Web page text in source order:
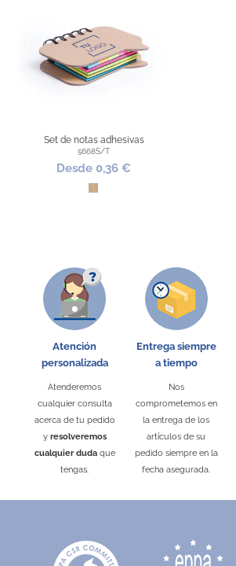
Set de notas adhesivas
5668S/T
Desde 0,36 €
Kraft
Atención
personalizada
Atenderemos
cualquier consulta
acerca de tu pedido
y resolveremos
cualquier dudaque
tengas.
Entrega siempre
a tiempo
Nos
comprometemos en
la entrega de los
artículos de su
pedido siempre en la
fecha asegurada.